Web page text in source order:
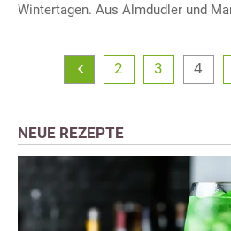
Wintertagen. Aus Almdudler und
2 3 4
NEUE REZEPTE